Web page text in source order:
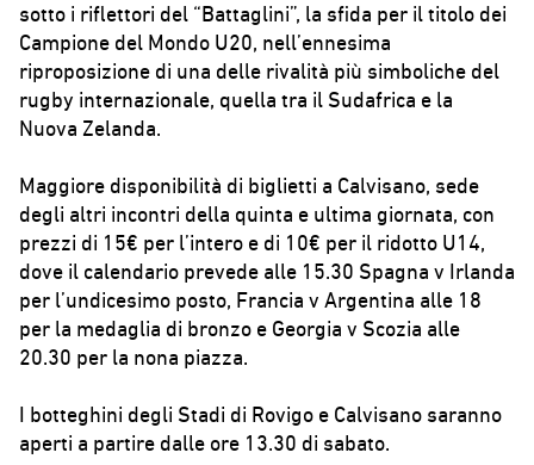
sotto i riflettori del “Battaglini”, la sfida per il titolo dei
Campione del Mondo U20, nell’ennesima
riproposizione di una delle rivalità più simboliche del
rugby internazionale, quella tra il Sudafrica e la
Nuova Zelanda.
Maggiore disponibilità di biglietti a Calvisano, sede
degli altri incontri della quinta e ultima giornata, con
prezzi di 15€ per l’intero e di 10€ per il ridotto U14,
dove il calendario prevede alle 15.30 Spagna v Irlanda
per l’undicesimo posto, Francia v Argentina alle 18
per la medaglia di bronzo e Georgia v Scozia alle
20.30 per la nona piazza.
I botteghini degli Stadi di Rovigo e Calvisano saranno
aperti a partire dalle ore 13.30 di sabato.